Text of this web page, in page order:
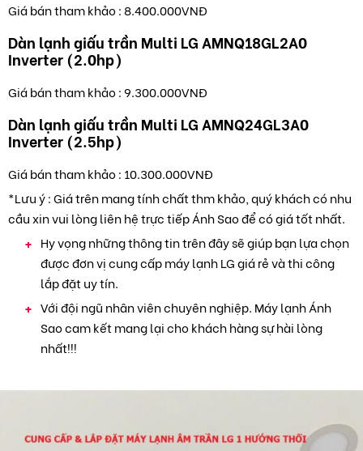
Giá bán tham khảo : 8.400.000VNĐ
Dàn lạnh giấu trần Multi LG AMNQ18GL2A0
Inverter (2.0hp)
Giá bán tham khảo : 9.300.000VNĐ
Dàn lạnh giấu trần Multi LG AMNQ24GL3A0
Inverter (2.5hp)
Giá bán tham khảo : 10.300.000VNĐ
*Lưu ý : Giá trên mang tính chất thm khảo, quý khách có nhu
cầu xin vui lòng liên hệ trực tiếp Ánh Sao để có giá tốt nhất.
Hy vọng những thông tin trên đây sẽ giúp bạn lựa chọn
được đơn vị cung cấp máy lạnh LG giá rẻ và thi công
lắp đặt uy tín.
Với đội ngũ nhân viên chuyên nghiệp. Máy lạnh Ánh
Sao cam kết mang lại cho khách hàng sự hài lòng
nhất!!!